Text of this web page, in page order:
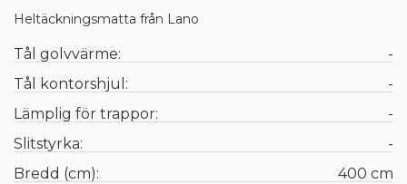
Heltäckningsmatta från Lano
Tål golvvärme:
-
Tål kontorshjul:
-
Lämplig för trappor:
-
Slitstyrka:
-
Bredd (cm):
400 cm